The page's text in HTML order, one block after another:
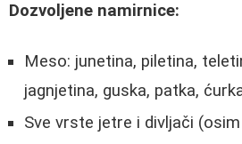
Dozvoljene namirnice:
Meso: junetina, piletina,
jagnjetina, guska, patka,
Sve vrste jetre i divljači